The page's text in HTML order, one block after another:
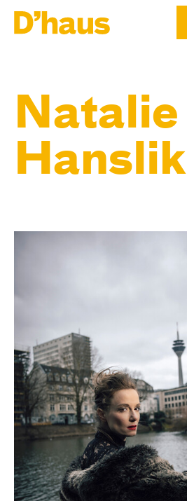
Natalie
Hanslik